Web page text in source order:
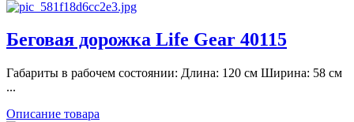
Беговая дорожка Life Gear 40115
Габариты в рабочем состоянии: Длина: 120 см Ширина: 58 см
...
Описание товара